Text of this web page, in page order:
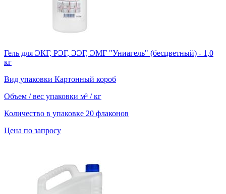
Гель для ЭКГ, РЭГ, ЭЭГ, ЭМГ "Униагель" (бесцветный) - 1,0
кг
Вид упаковки Картонный короб
Объем / вес упаковки м³ / кг
Количество в упаковке 20 флаконов
Цена по запросу